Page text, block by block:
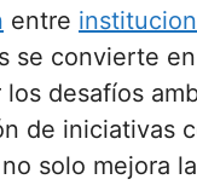
entre
se convierte
los desafíos
de iniciativas
no solo mejora